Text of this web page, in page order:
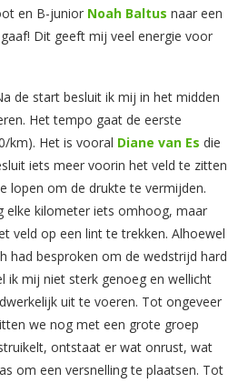
en B-junior Noah Baltus naar een
Dit geeft mij veel energie voor
de start besluit ik mij in het midden
Het tempo gaat de eerste
km). Het is vooral Diane van Es die
iets meer voorin het veld te zitten
lopen om de drukte te vermijden.
elke kilometer iets omhoog, maar
veld op een lint te trekken. Alhoewel
had besproken om de wedstrijd hard
ik mij niet sterk genoeg en wellicht
uit te voeren. Tot ongeveer
we nog met een grote groep
ontstaat er wat onrust, wat
om een versnelling te plaatsen. Tot